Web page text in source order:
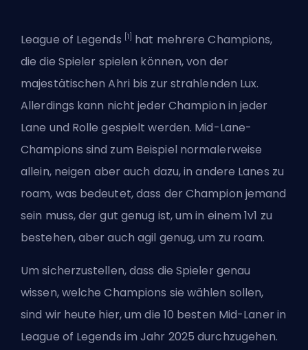
League of Legends [1]
hat mehrere Champions,
die die Spieler spielen können, von der
majestätischen Ahri bis zur strahlenden Lux.
Allerdings kann nicht jeder Champion in jeder
Lane und Rolle gespielt werden. Mid-Lane-
Champions sind zum Beispiel normalerweise
allein, neigen aber auch dazu, in andere Lanes zu
roam, was bedeutet, dass der Champion jemand
sein muss, der gut genug ist, um in einem 1v1 zu
bestehen, aber auch agil genug, um zu roam.
Um sicherzustellen, dass die Spieler genau
wissen, welche Champions sie wählen sollen,
sind wir heute hier, um die 10 besten Mid-Laner in
League of Legends im Jahr 2025 durchzugehen.